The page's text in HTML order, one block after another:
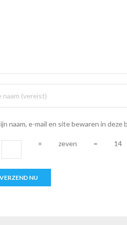
naam, e-mail en site bewaren in
× zeven = 14